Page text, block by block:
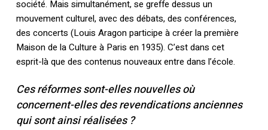
société. Mais simultanément, se greffe dessus un
mouvement culturel, avec des débats, des conférences,
des concerts (Louis Aragon participe à créer la première
Maison de la Culture à Paris en 1935). C’est dans cet
esprit-là que des contenus nouveaux entre dans l’école.
Ces réformes sont-elles nouvelles où
concernent-elles des revendications anciennes
qui sont ainsi réalisées ?